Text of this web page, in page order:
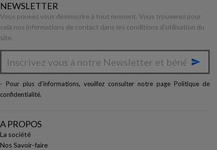
NEWSLETTER
Vous pouvez vous désinscrire à tout moment. Vous trouverez pour
cela nos informations de contact dans les conditions d'utilisation du
site.

- Pour plus d'informations, veuillez consulter notre page Politique de
confidentialité.
A PROPOS
La société
Nos Savoir-faire